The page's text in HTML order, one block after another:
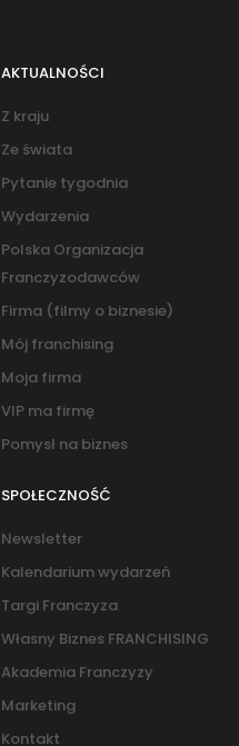
AKTUALNOŚCI
Z kraju
Ze świata
Pytanie tygodnia
Wydarzenia
Polska Organizacja
Franczyzodawców
Firma (filmy o biznesie)
Mój franchising
Moja firma
VIP ma firmę
Pomysł na biznes
SPOŁECZNOŚĆ
Newsletter
Kalendarium wydarzeń
Targi Franczyza
Własny Biznes FRANCHISING
Akademia Franczyzy
Marketing
Kontakt